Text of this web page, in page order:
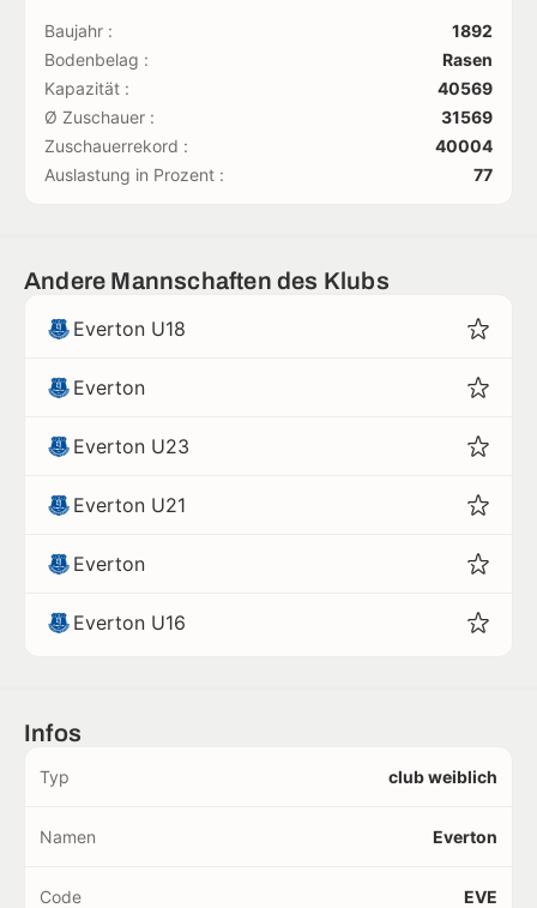
Baujahr :
1892
Bodenbelag :
Rasen
Kapazität :
40569
Ø Zuschauer :
31569
Zuschauerrekord :
40004
Auslastung in Prozent :
77
Andere Mannschaften des Klubs
Everton U18
Everton
Everton U23
Everton U21
Everton
Everton U16
Infos
Typ club weiblich
Namen Everton
Code EVE